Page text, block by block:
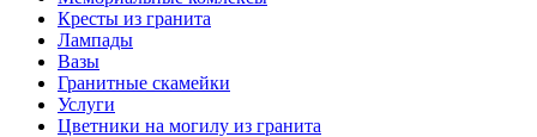
Кресты из гранита
Лампады
Вазы
Гранитные скамейки
Услуги
Цветники на могилу из гранита